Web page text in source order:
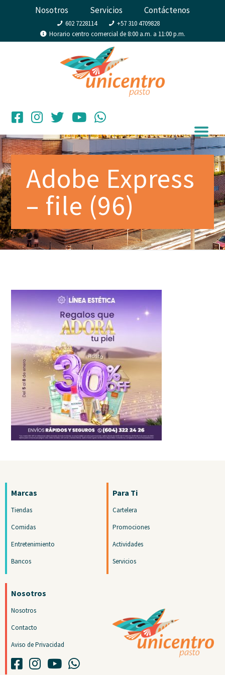
Nosotros Servicios Contáctenos
602 7228114
+57 310 4709828
Horario centro comercial de 8:00 a.m. a 11:00 p.m.
Adobe Express
– file (96)
Marcas
Tiendas
Comidas
Entretenimiento
Bancos
Para Ti
Cartelera
Promociones
Actividades
Servicios
Nosotros
Nosotros
Contacto
Aviso de Privacidad